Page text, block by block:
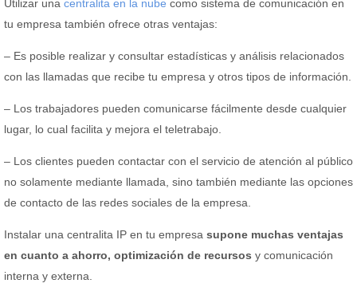
Utilizar una centralita en la nube como sistema de comunicación en
tu empresa también ofrece otras ventajas:
– Es posible realizar y consultar estadísticas y análisis relacionados
con las llamadas que recibe tu empresa y otros tipos de información.
– Los trabajadores pueden comunicarse fácilmente desde cualquier
lugar, lo cual facilita y mejora el teletrabajo.
– Los clientes pueden contactar con el servicio de atención al público
no solamente mediante llamada, sino también mediante las opciones
de contacto de las redes sociales de la empresa.
Instalar una centralita IP en tu empresa supone muchas ventajas
en cuanto a ahorro, optimización de recursos y comunicación
interna y externa.